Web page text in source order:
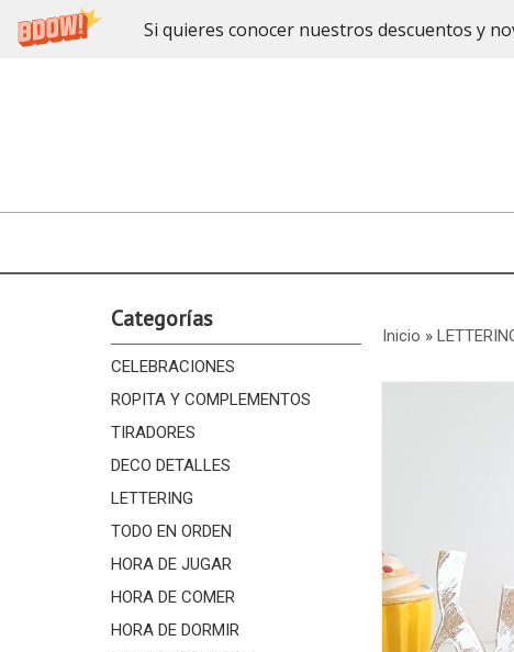
Si quieres conocer nuestros descuentos y
Categorías
CELEBRACIONES
ROPITA Y COMPLEMENTOS
TIRADORES
DECO DETALLES
LETTERING
TODO EN ORDEN
HORA DE JUGAR
HORA DE COMER
HORA DE DORMIR
Inicio »